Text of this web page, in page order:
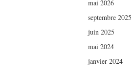
mai 2026
septembre 2025
juin 2025
mai 2024
janvier 2024